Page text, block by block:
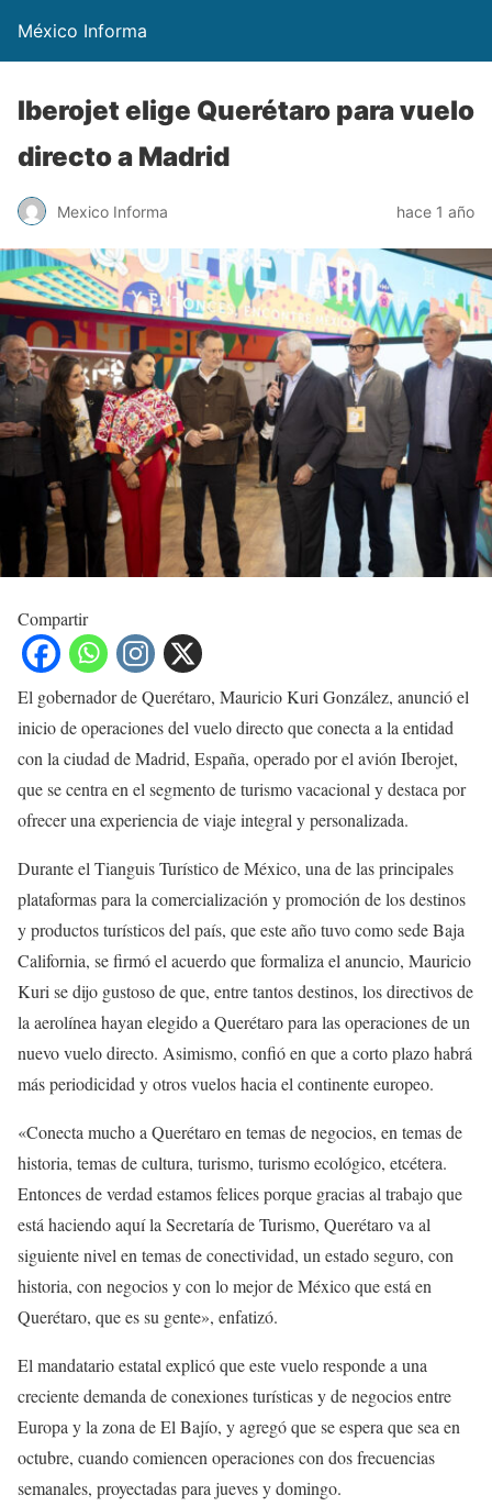
México Informa
Iberojet elige Querétaro para vuelo
directo a Madrid
Mexico Informa hace 1 año
Compartir
El gobernador de Querétaro, Mauricio Kuri González, anunció el
inicio de operaciones del vuelo directo que conecta a la entidad
con la ciudad de Madrid, España, operado por el avión Iberojet,
que se centra en el segmento de turismo vacacional y destaca por
ofrecer una experiencia de viaje integral y personalizada.
Durante el Tianguis Turístico de México, una de las principales
plataformas para la comercialización y promoción de los destinos
y productos turísticos del país, que este año tuvo como sede Baja
California, se firmó el acuerdo que formaliza el anuncio, Mauricio
Kuri se dijo gustoso de que, entre tantos destinos, los directivos de
la aerolínea hayan elegido a Querétaro para las operaciones de un
nuevo vuelo directo. Asimismo, confió en que a corto plazo habrá
más periodicidad y otros vuelos hacia el continente europeo.
«Conecta mucho a Querétaro en temas de negocios, en temas de
historia, temas de cultura, turismo, turismo ecológico, etcétera.
Entonces de verdad estamos felices porque gracias al trabajo que
está haciendo aquí la Secretaría de Turismo, Querétaro va al
siguiente nivel en temas de conectividad, un estado seguro, con
historia, con negocios y con lo mejor de México que está en
Querétaro, que es su gente», enfatizó.
El mandatario estatal explicó que este vuelo responde a una
creciente demanda de conexiones turísticas y de negocios entre
Europa y la zona de El Bajío, y agregó que se espera que sea en
octubre, cuando comiencen operaciones con dos frecuencias
semanales, proyectadas para jueves y domingo.